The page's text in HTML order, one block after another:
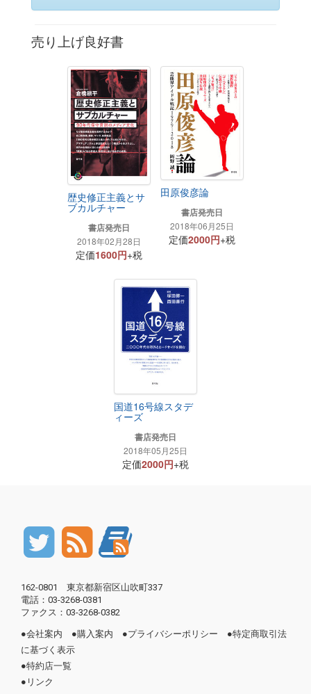
売り上げ良好書
歴史修正主義とサ
ブカルチャー
書店発売日
2018年02月28日
定価1600円+税
田原俊彦論
書店発売日
2018年06月25日
定価2000円+税
国道16号線スタデ
ィーズ
書店発売日
2018年05月25日
定価2000円+税
162-0801 東京都新宿区山吹町337
電話：03-3268-0381
ファクス：03-3268-0382
●会社案内 ●購入案内 ●プライバシーポリシー ●特定商取引法
に基づく表示
●特約店一覧
● リンク